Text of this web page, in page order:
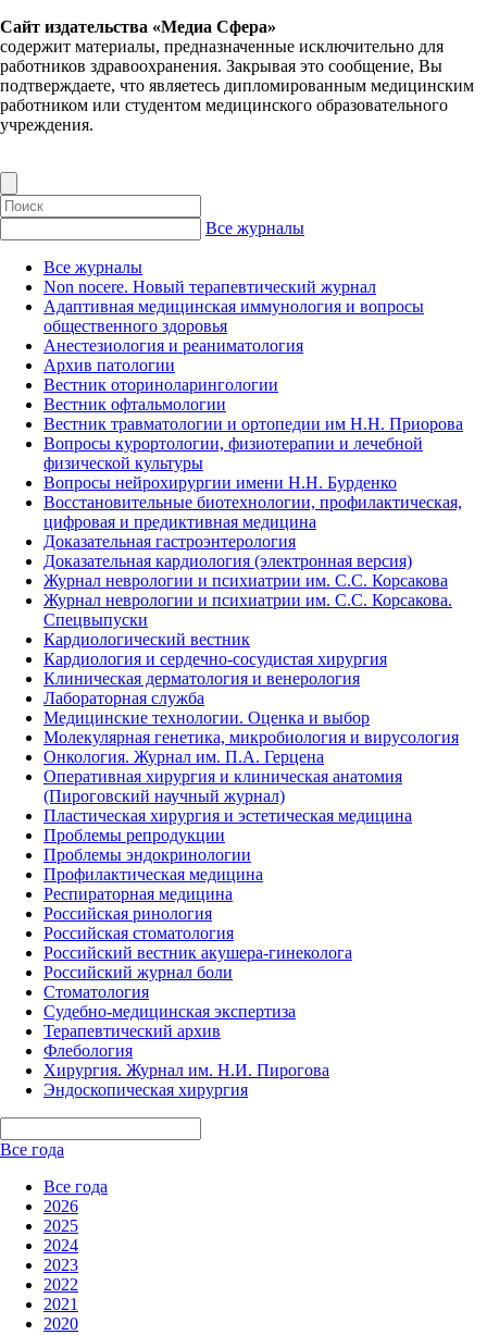
Сайт издательства «Медиа Сфера»
содержит материалы, предназначенные исключительно для
работников здравоохранения. Закрывая это сообщение, Вы
подтверждаете, что являетесь дипломированным медицинским
работником или студентом медицинского образовательного
учреждения.
Все журналы
Все журналы
Non nocere. Новый терапевтический журнал
Адаптивная медицинская иммунология и вопросы
общественного здоровья
Анестезиология и реаниматология
Архив патологии
Вестник оториноларингологии
Вестник офтальмологии
Вестник травматологии и ортопедии им Н.Н. Приорова
Вопросы курортологии, физиотерапии и лечебной
физической культуры
Вопросы нейрохирургии имени Н.Н. Бурденко
Восстановительные биотехнологии, профилактическая,
цифровая и предиктивная медицина
Доказательная гастроэнтерология
Доказательная кардиология (электронная версия)
Журнал неврологии и психиатрии им. С.С. Корсакова
Журнал неврологии и психиатрии им. С.С. Корсакова.
Спецвыпуски
Кардиологический вестник
Кардиология и сердечно-сосудистая хирургия
Клиническая дерматология и венерология
Лабораторная служба
Медицинские технологии. Оценка и выбор
Молекулярная генетика, микробиология и вирусология
Онкология. Журнал им. П.А. Герцена
Оперативная хирургия и клиническая анатомия
(Пироговский научный журнал)
Пластическая хирургия и эстетическая медицина
Проблемы репродукции
Проблемы эндокринологии
Профилактическая медицина
Респираторная медицина
Российская ринология
Российская стоматология
Российский вестник акушера-гинеколога
Российский журнал боли
Стоматология
Судебно-медицинская экспертиза
Терапевтический архив
Флебология
Хирургия. Журнал им. Н.И. Пирогова
Эндоскопическая хирургия
Все года
Все года
2026
2025
2024
2023
2022
2021
2020